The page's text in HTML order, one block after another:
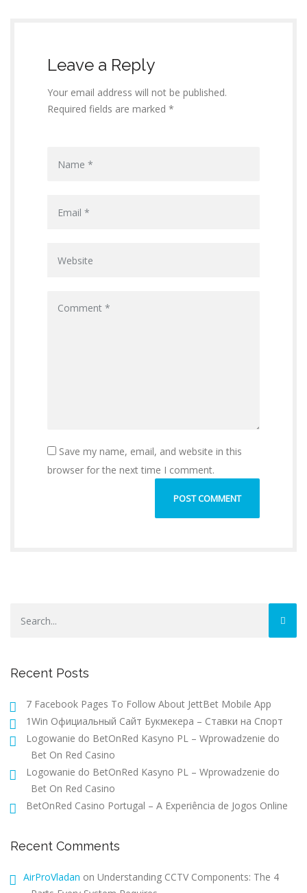
Leave a Reply
Your email address will not be published.
Required fields are marked *
Save my name, email, and website in this
browser for the next time I comment.
Recent Posts
7 Facebook Pages To Follow About JettBet Mobile App
1Win Официальный Сайт Букмекера – Ставки на Спорт
Logowanie do BetOnRed Kasyno PL – Wprowadzenie do
Bet On Red Casino
Logowanie do BetOnRed Kasyno PL – Wprowadzenie do
Bet On Red Casino
BetOnRed Casino Portugal – A Experiência de Jogos Online
Recent Comments
AirProVladan on Understanding CCTV Components: The 4